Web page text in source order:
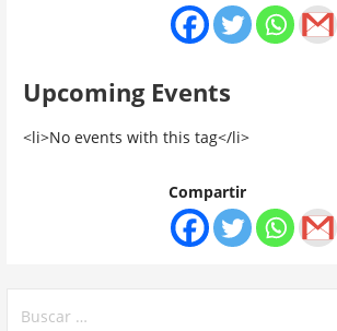
Upcoming Events
<li>No events with this tag</li>
Compartir